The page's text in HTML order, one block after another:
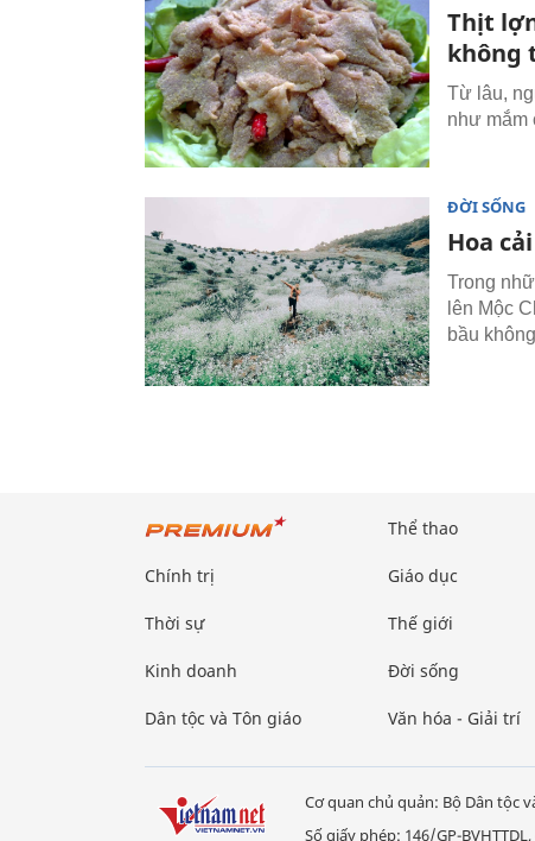
Thịt
không
Từ lâu,
như mắm
ĐỜI SỐNG
Hoa
Trong
lên Mộc
bầu
Chính trị
Thời sự
Kinh doanh
Dân tộc và Tôn giáo
Thể thao
Giáo dục
Thế giới
Đời sống
Văn hóa - Giải trí
Cơ quan chủ quản: Bộ Dân tộc
Số giấy phép: 146/GP-